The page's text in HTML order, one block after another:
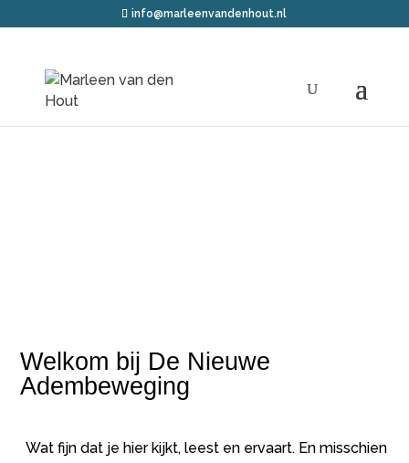
info@marleenvandenhout.nl
Welkom bij De Nieuwe
Adembeweging
Wat fijn dat je hier kijkt, leest en ervaart. En misschien